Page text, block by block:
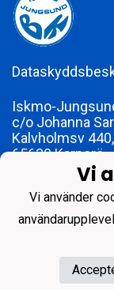
Iskmo-
c/o Johanna
Kalvholmsv 440,
65630 Karperö
FO-nummer
Powered by
Vi
Vi använder